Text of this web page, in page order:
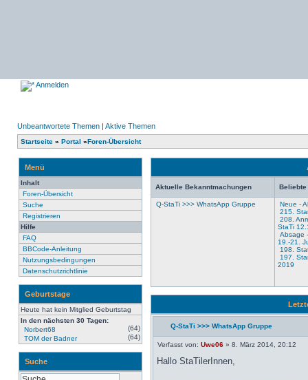
Anmelden
Unbeantwortete Themen | Aktive Themen
Startseite » Portal »Foren-Übersicht
Menü
Inhalt
Foren-Übersicht
Suche
Registrieren
Hilfe
FAQ
BBCode-Anleitung
Nutzungsbedingungen
Datenschutzrichtlinie
Geburtstage
Heute hat kein Mitglied Geburtstag
In den nächsten 30 Tagen:
Norbert68
(64)
TOM der Badner
(64)
Suche
Aktuelle Bekanntmachungen Beliebte
Q-StaTi >>> WhatsApp Gruppe
Neue -
215.
208.
StaTi
Absage
19.-21.
198.
197.
2019
Neuester
Q-StaTi >>> WhatsApp Gruppe
Verfasst von: Uwe06 » 8. März 2014, 20:12
Hallo StaTilerInnen,